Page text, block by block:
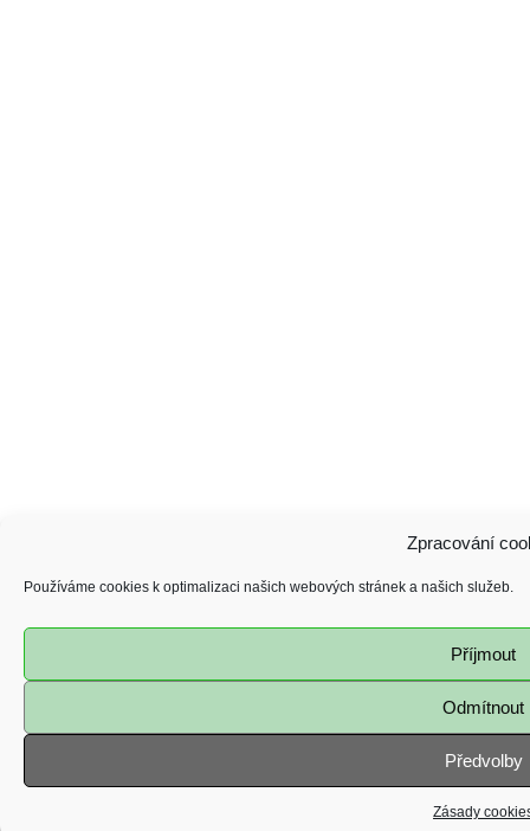
Zpracování
Používáme cookies k optimalizaci našich webových stránek a našich služeb.
Příjmout
Odmítnout
Předvolby
Zásady